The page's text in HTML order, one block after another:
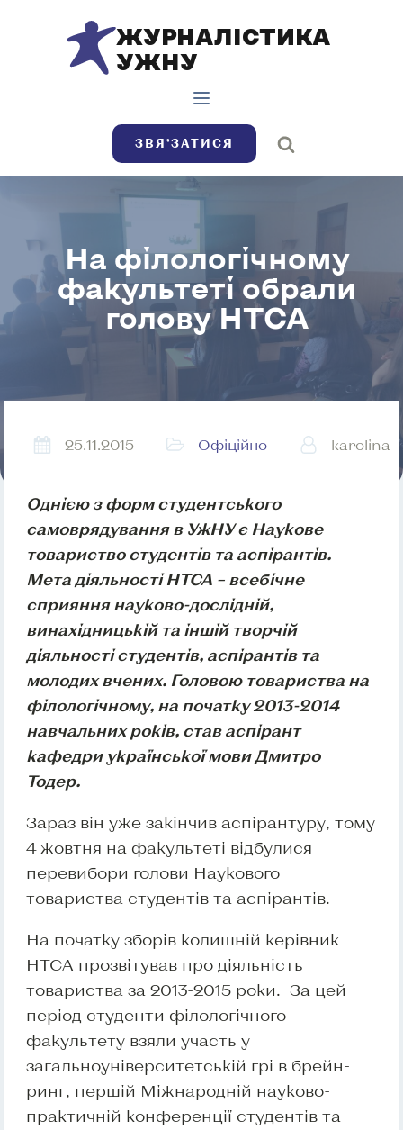
ЖУРНАЛІСТИКА
УЖНУ
ЗВЯ’ЗАТИСЯ
На філологічному
факультеті обрали
голову НТСА
25.11.2015 Офіційно karolina
Однією з форм студентського
самоврядування в УжНУ є Наукове
товариство студентів та аспірантів.
Мета діяльності НТСА – всебічне
сприяння науково-дослідній,
винахідницькій та іншій творчій
діяльності студентів, аспірантів та
молодих вчених. Головою товариства на
філологічному, на початку 2013-2014
навчальних років, став аспірант
кафедри української мови Дмитро
Тодер.
Зараз він уже закінчив аспірантуру, тому
4 жовтня на факультеті відбулися
перевибори голови Наукового
товариства студентів та аспірантів.
На початку зборів колишній керівник
НТСА прозвітував про діяльність
товариства за 2013-2015 роки. За цей
період студенти філологічного
факультету взяли участь у
загальноуніверситетській грі в брейн-
ринг, першій Міжнародній науково-
практичній конференції студентів та